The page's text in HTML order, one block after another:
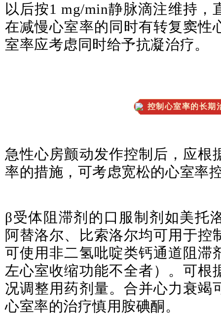
以后按1 mg/min静脉滴注维持
在减慢心室率的同时有转复窦性
室率应考虑同时给予抗凝治疗。
控制心室率的长期
急性心房颤动发作控制后，应根
率的措施，可考虑宽松的心室率
β受体阻滞剂的口服制剂如美托
阿替洛尔、比索洛尔均可用于控
可使用非二氢吡啶类钙通道阻滞
左心室收缩功能不全者）。可根
况调整用药剂量。合并心力衰竭
心室率的治疗慎用胺碘酮。